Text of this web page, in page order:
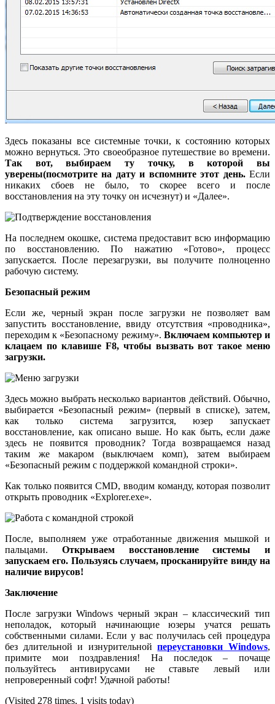
Здесь показаны все системные точки, к состоянию которых
можно вернуться. Это своеобразное путешествие во времени.
Так вот, выбираем ту точку, в которой вы
уверены(посмотрите на дату и вспомните этот день.Если
никаких сбоев не было, то скорее всего и после
восстановления на эту точку он исчезнут) и «Далее».
На последнем окошке, система предоставит всю информацию
по восстановлению. По нажатию «Готово», процесс
запускается. После перезагрузки, вы получите полноценно
рабочую систему.
Безопасный режим
Если же, черный экран после загрузки не позволяет вам
запустить восстановление, ввиду отсутствия «проводника»,
переходим к «Безопасному режиму». Включаем компьютер и
клацаем по клавише F8, чтобы вызвать вот такое меню
загрузки.
Здесь можно выбрать несколько вариантов действий. Обычно,
выбирается «Безопасный режим» (первый в списке), затем,
как только система загрузится, юзер запускает
восстановление, как описано выше. Но как быть, если даже
здесь не появится проводник? Тогда возвращаемся назад
таким же макаром (выключаем комп), затем выбираем
«Безопасный режим с поддержкой командной строки».
Как только появится CMD, вводим команду, которая позволит
открыть проводник «Explorer.exe».
После, выполняем уже отработанные движения мышкой и
пальцами. Открываем восстановление системы и
запускаем его. Пользуясь случаем, просканируйте винду на
наличие вирусов!
Заключение
После загрузки Windows черный экран – классический тип
неполадок, который начинающие юзеры учатся решать
собственными силами. Если у вас получилась сей процедура
без длительной и изнурительнойпереустановки Windows,
примите мои поздравления! На последок – почаще
пользуйтесь антивирусами не ставьте левый или
непроверенный софт! Удачной работы!
(Visited 278 times, 1 visits today)